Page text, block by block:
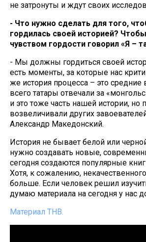
не затронуты и ждут своих
- Что нужно сделать для того,
гордилась своей историей?
чувством гордости говорил «Я –
- Мы должны гордиться своей
есть моменты, за которые нас
же история процесса – это
всего татары отвечали за
и это тоже часть нашей истории, но
возвеличивали других
Александр Македонский.
История не бывает белой или
нужно создавать новые,
сегодня создаются популярные
Хотя, к сожалению,
больше. Если человек решил
думаю материала на сегодня у нас
Материал ТНВ.